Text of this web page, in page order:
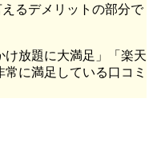
るデメリットの部分で
け放題に大満足」「楽天
に満足している口コミ